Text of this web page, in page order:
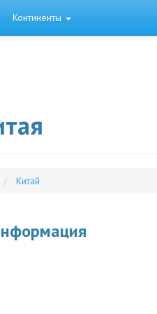
Континенты
Китай